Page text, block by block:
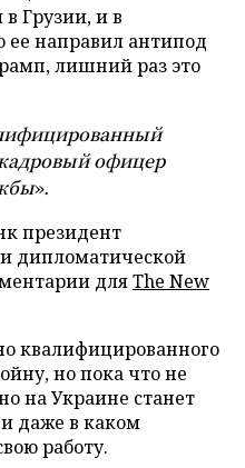
в Грузии, и в
ее направил антипод
лишний раз это
офицер
».
президент
дипломатической
дляThe New
квалифицированного
но пока что не
на Украине станет
даже в каком
работу.